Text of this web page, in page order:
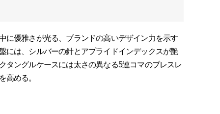
に優雅さが光る、ブランドの高いデザイン力を示す
には、シルバーの針とアプライドインデックスが艶
タングルケースには太さの異なる5連コマのブレスレ
高める。